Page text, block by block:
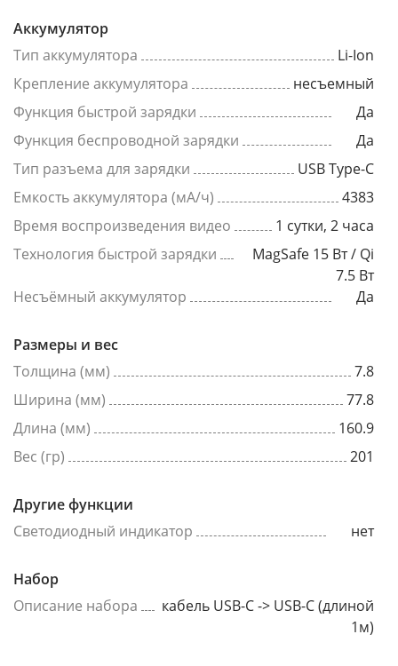
Аккумулятор
Тип аккумулятора
Li-Ion
Крепление аккумулятора
несъемный
Функция быстрой зарядки
Да
Функция беспроводной зарядки
Да
Тип разъема для зарядки
USB Type-C
Емкость аккумулятора (мА/ч)
4383
Время воспроизведения видео
1 сутки, 2 часа
Технология быстрой зарядки
MagSafe 15 Вт / Qi
7.5 Вт
Несъёмный аккумулятор
Да
Размеры и вес
Толщина (мм)
7.8
Ширина (мм)
77.8
Длина (мм)
160.9
Вес (гр)
201
Другие функции
Светодиодный индикатор
нет
Набор
Описание набора
кабель USB-C -> USB-C (длиной
1м)